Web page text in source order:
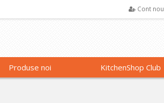
Cont nou
Produse noi KitchenShop Club